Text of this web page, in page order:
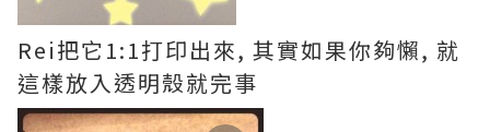
Rei把它 1:1打印出來, 其實如果你夠懶, 就
這樣放入透明殼就完事